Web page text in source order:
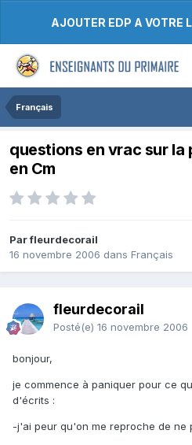
AJOUTER EDP A VOTRE
Français
questions en vrac sur
en Cm
Par fleurdecorail
16 novembre 2006 dans Français
fleurdecorail
Posté(e) 16 novembre 2006
bonjour,
je commence à paniquer pour ce
d'écrits :
-j'ai peur qu'on me reproche de ne